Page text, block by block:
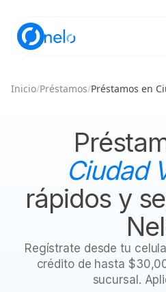
Descubre Nelo
Idioma / Language: ES EN
Inicio/Préstamos/Préstamos en
Ciudad
rápidos y
Regístrate desde tu
crédito de hasta
sucursal.